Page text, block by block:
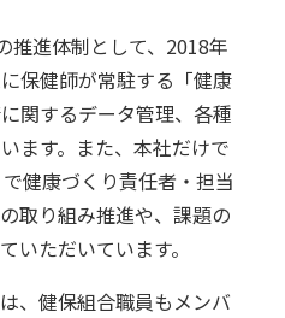
推進体制として、2018年
保健師が常駐する「健康
関するデータ管理、各種
ます。また、本社だけで
健康づくり責任者・担当
取り組み推進や、課題の
いただいています。
、健保組合職員もメンバ